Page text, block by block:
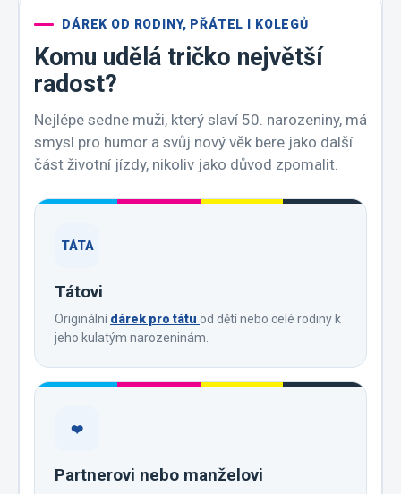
DÁREK OD RODINY, PŘÁTEL I KOLEGŮ
Komu udělá tričko největší
radost?
Nejlépe sedne muži, který slaví 50. narozeniny, má
smysl pro humor a svůj nový věk bere jako další
část životní jízdy, nikoliv jako důvod zpomalit.
TÁTA
Tátovi
Originálnídárek pro tátu od dětí nebo celé rodiny k
jeho kulatým narozeninám.
❤️
Partnerovi nebo manželovi